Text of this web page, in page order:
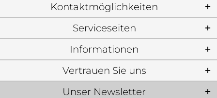
Kontaktmöglichkeiten
Serviceseiten
Informationen
Unser Newsletter
Vertrauen Sie uns